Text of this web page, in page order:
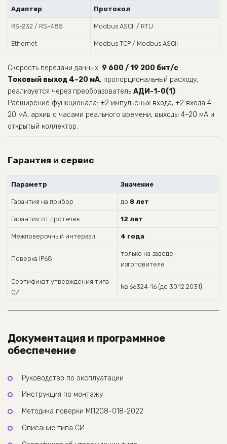
Адаптер Протокол
RS-232 / RS-485 Modbus ASCII / RTU
Ethernet Modbus TCP / Modbus ASCII
Скорость передачи данных: 9 600 / 19 200 бит/с.
Токовый выход 4–20 мА, пропорциональный расходу,
реализуется через преобразователь АДИ-1-0(1).
Расширение функционала: +2 импульсных входа, +2 входа 4–
20 мА, архив с часами реального времени, выходы 4–20 мА и
открытый коллектор.
Гарантия и сервис
Параметр Значение
Гарантия на прибор до 8 лет
Гарантия от протечек 12 лет
Межповерочный интервал 4 года
Поверка IP68
только на заводе-
изготовителе
Сертификат утверждения типа
СИ
№ 66324-16 (до 30.12.2031)
Документация и программное
обеспечение
Руководство по эксплуатации
Инструкция по монтажу
Методика поверки МП208-018-2022
Описание типа СИ